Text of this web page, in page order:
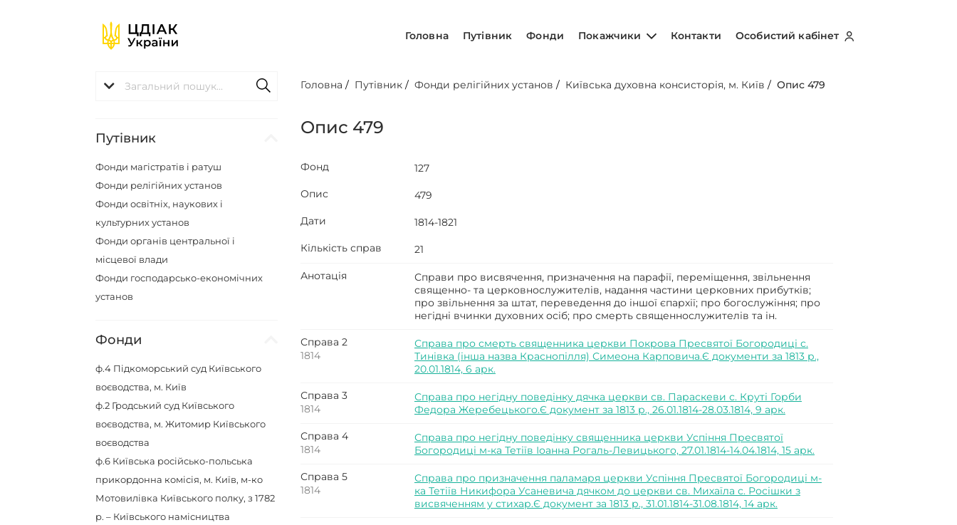
Головна Путівник Фонди Покажчики Контакти Особистий кабінет
Путівник
Фонди магістратів і ратуш
Фонди релігійних установ
Фонди освітніх, наукових і
культурних установ
Фонди органів центральної і
місцевої влади
Фонди господарсько-економічних
установ
Фонди
ф.4 Підкоморський суд Київського
воєводства, м. Київ
ф.2 Гродський суд Київського
воєводства, м. Житомир Київського
воєводства
ф.6 Київська російсько-польська
прикордонна комісія, м. Київ, м-ко
Мотовилівка Київського полку, з 1782
р. – Київського намісництва
Головна / Путівник /Фонди релігійних установ / Київська духовна консисторія, м. Київ /Опис 479
Опис 479
Фонд
127
Опис
479
Дати
1814-1821
Кількість справ
21
Анотація
Справи про висвячення, призначення на парафії, переміщення, звільнення
священно- та церковнослужителів, надання частини церковних прибутків;
про звільнення за штат, переведення до іншої єпархії; про богослужіння; про
негідні вчинки духовних осіб; про смерть священнослужителів та ін.
Справа 2
1814
Справа про смерть священника церкви Покрова Пресвятої Богородиці с.
Тинівка (інша назва Краснопілля) Симеона Карповича.Є документи за 1813 р.,
20.01.1814, 6 арк.
Справа 3
1814
Справа про негідну поведінку дячка церкви св. Параскеви с. Круті Горби
Федора Жеребецького.Є документ за 1813 р., 26.01.1814-28.03.1814, 9 арк.
Справа 4
1814
Справа про негідну поведінку священника церкви Успіння Пресвятої
Богородиці м-ка Тетіїв Іоанна Рогаль-Левицького, 27.01.1814-14.04.1814, 15 арк.
Справа 5
1814
Справа про призначення паламаря церкви Успіння Пресвятої Богородиці м-
ка Тетіїв Никифора Усаневича дячком до церкви св. Михаїла с. Росішки з
висвяченням у стихар.Є документ за 1813 р., 31.01.1814-31.08.1814, 14 арк.